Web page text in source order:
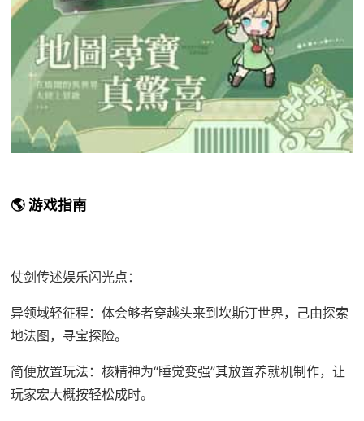
🌎 游戏指南
仗剑传述娱乐闪光点：
异领域轻征程：体会够者穿越头来到坎斯汀世界，己由探索
地法图，寻宝探险。
简便放置玩法：核精神为“睡觉变强”其放置养就机制作，让
玩家宏大概按轻松成时。